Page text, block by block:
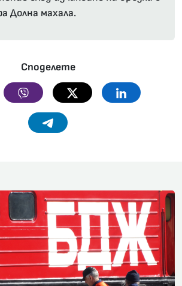
Долна махала.
Споделете
Viber Twitter Linkedin
Telegram